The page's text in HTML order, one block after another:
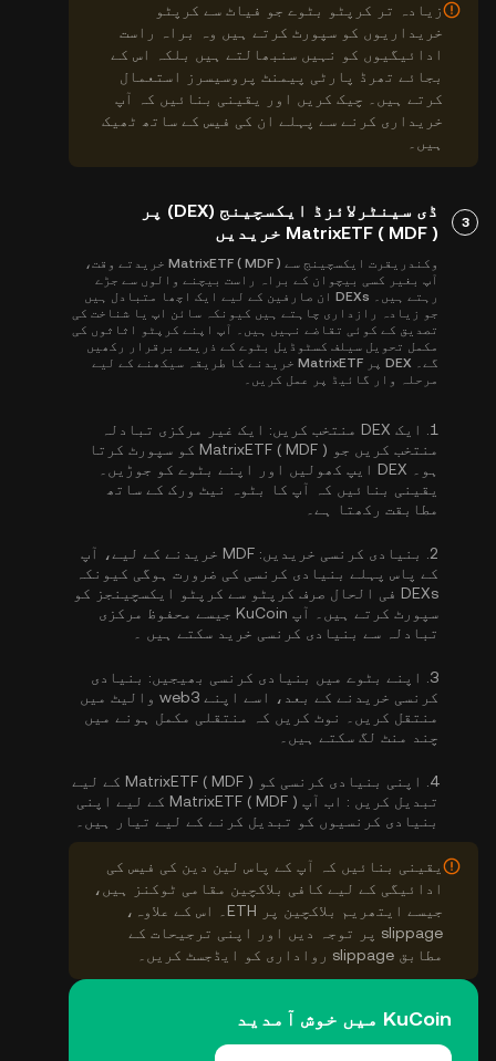
زیادہ تر کرپٹو بٹوے جو فیاٹ سے کرپٹو
خریداریوں کو سپورٹ کرتے ہیں وہ براہ راست
ادائیگیوں کو نہیں سنبھالتے ہیں بلکہ اس کے
بجائے تھرڈ پارٹی پیمنٹ پروسیسرز استعمال
کرتے ہیں۔ چیک کریں اور یقینی بنائیں کہ آپ
خریداری کرنے سے پہلے ان کی فیس کے ساتھ ٹھیک
ہیں۔
3
ڈی سینٹرلائزڈ ایکسچینج (DEX) پر
MatrixETF ( MDF ) خریدیں
وکندریقرت ایکسچینج سے MatrixETF ( MDF ) خریدتے وقت،
آپ بغیر کسی بیچوان کے براہ راست بیچنے والوں سے جڑے
رہتے ہیں۔ DEXs ان صارفین کے لیے ایک اچھا متبادل ہیں
جو زیادہ رازداری چاہتے ہیں کیونکہ سائن اپ یا شناخت کی
تصدیق کے کوئی تقاضے نہیں ہیں۔ آپ اپنے کرپٹو اثاثوں کی
مکمل تحویل سیلف کسٹوڈیل بٹوے کے ذریعے برقرار رکھیں
گے۔ DEX پر MatrixETF خریدنے کا طریقہ سیکھنے کے لیے
مرحلہ وار گائیڈ پر عمل کریں۔
1. ایک DEX منتخب کریں:
ایک غیر مرکزی تبادلہ
منتخب کریں جو MatrixETF ( MDF ) کو سپورٹ کرتا
ہو۔ DEX ایپ کھولیں اور اپنے بٹوے کو جوڑیں۔
یقینی بنائیں کہ آپ کا بٹوہ نیٹ ورک کے ساتھ
مطابقت رکھتا ہے۔
2. بنیادی کرنسی خریدیں:
MDF خریدنے کے لیے، آپ
کے پاس پہلے بنیادی کرنسی کی ضرورت ہوگی کیونکہ
DEXs فی الحال صرف کرپٹو سے کرپٹو ایکسچینجز کو
سپورٹ کرتے ہیں۔ آپ KuCoin جیسے محفوظ مرکزی
تبادلہ سے بنیادی کرنسی خرید سکتے ہیں
3. اپنے بٹوے میں بنیادی کرنسی بھیجیں: بنیادی
کرنسی خریدنے کے بعد، اسے اپنے web3 والیٹ میں
منتقل کریں۔ نوٹ کریں کہ منتقلی مکمل ہونے میں
چند منٹ لگ سکتے ہیں۔
4.
اپنی بنیادی کرنسی کو MatrixETF ( MDF ) کے لیے
تبدیل کریں :
اب آپ MatrixETF ( MDF ) کے لیے اپنی
بنیادی کرنسیوں کو تبدیل کرنے کے لیے تیار ہیں۔
یقینی بنائیں کہ آپ کے پاس لین دین کی فیس کی
ادائیگی کے لیے کافی بلاکچین مقامی ٹوکنز ہیں،
جیسے ایتھریم بلاکچین پر ETH۔ اس کے علاوہ،
slippage پر توجہ دیں اور اپنی ترجیحات کے
مطابق slippage رواداری کو ایڈجسٹ کریں۔
KuCoin میں خوش آمدید